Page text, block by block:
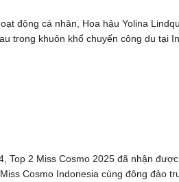
động cá nhân, Hoa hậu Yolina
trong khuôn khổ chuyến công du tại
Top 2 Miss Cosmo 2025 đã nhận
Cosmo Indonesia cùng đông đảo